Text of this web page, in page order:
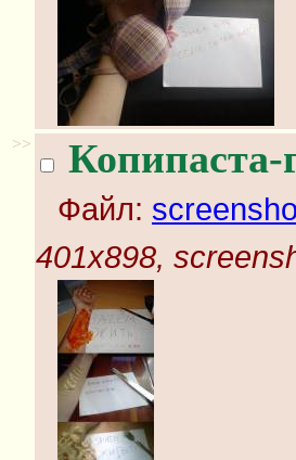
>> Копипаста-
Файл:
401x898,